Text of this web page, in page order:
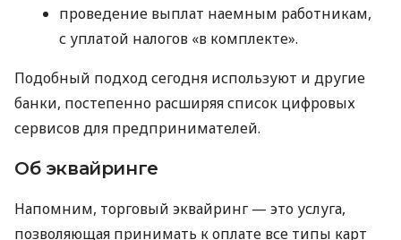
проведение выплат наемным работникам,
с уплатой налогов «в комплекте».
Подобный подход сегодня используют и другие
банки, постепенно расширяя список цифровых
сервисов для предпринимателей.
Об эквайринге
Напомним, торговый эквайринг — это услуга,
позволяющая принимать к оплате все типы карт